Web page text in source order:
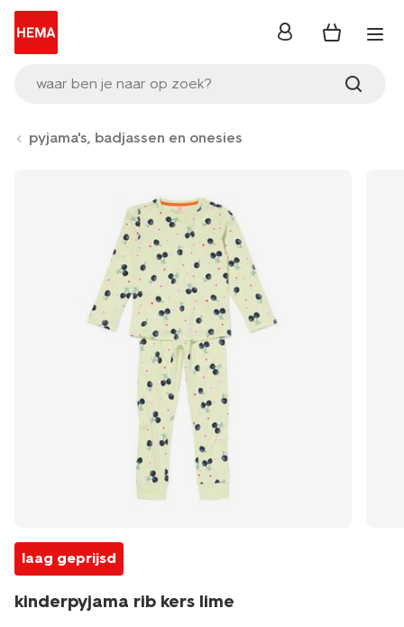
waar ben je naar op zoek?
inloggen
pyjama's, badjassen en onesies
laag geprijsd
kinderpyjama rib kers lime